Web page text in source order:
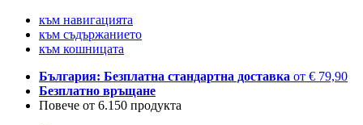
към навигацията
към съдържанието
към кошницата
България: Безплатна стандартна доставка от € 79,90
Безплатно връщане
Повече от 6.150 продукта